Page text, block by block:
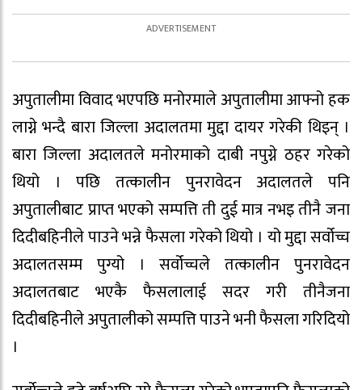
अपुतालीमा विवाद भएपछि मनोरमाले अपुतालीमा आफ्नो हक
लाग्ने भन्दै बारा जिल्ला अदालतमा मुद्दा दायर गरेकी थिइन् ।
बारा जिल्ला अदालतले मनोरमाको दाबी नपुग्ने ठहर गरेको
थियो । पछि तत्कालीन पुनरावेदन अदालतले पनि
अपुतालीबाट प्राप्त भएको सम्पत्ति ती दुई मात्र नभइ तीनै जना
दिदीबहिनीले पाउने भन्ने फैसला गरेको थियो । यो मुद्दा सर्वोच्च
अदालतसम्म पुग्यो । सर्वोच्चले तत्कालीन पुनरावेदन
अदालतबाट भएकै फैसलालाई सदर गरी तीनैजना
दिदीबहिनीले अपुतालीको सम्पत्ति पाउने भनी फैसला गरिदियो
।